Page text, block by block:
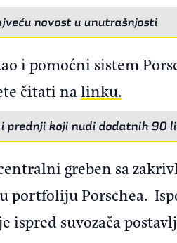
novost u unutrašnjosti
i pomoćni sistem
čitati nalinku.
prednji koji nudi dodatnih 90
greben sa
portfoliju Porschea.
suvozača